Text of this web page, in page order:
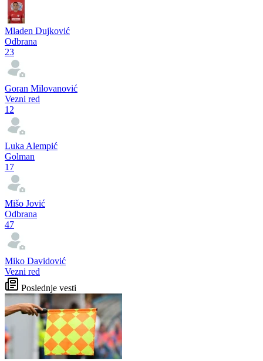
Mladen Dujković
Odbrana
23
Goran Milovanović
Vezni red
12
Luka Alempić
Golman
17
Mišo Jović
Odbrana
47
Miko Davidović
Vezni red
Poslednje vesti